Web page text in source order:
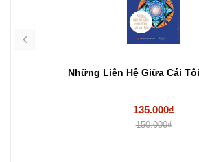
Những Liên Hệ Giữa Cái
135.000₫
150.000₫